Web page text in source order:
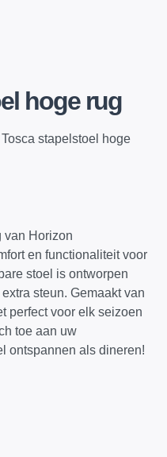
hoge rug
Tosca stapelstoel hoge
van Horizon
en functionaliteit voor
stoel is ontworpen
steun. Gemaakt van
perfect voor elk seizoen
toe aan uw
ontspannen als dineren!